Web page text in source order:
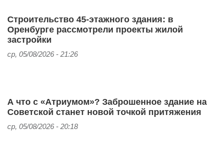
Строительство 45-этажного здания: в
Оренбурге рассмотрели проекты жилой
застройки
ср, 05/08/2026 - 21:26
А что с «Атриумом»? Заброшенное здание на
Советской станет новой точкой притяжения
ср, 05/08/2026 - 20:18